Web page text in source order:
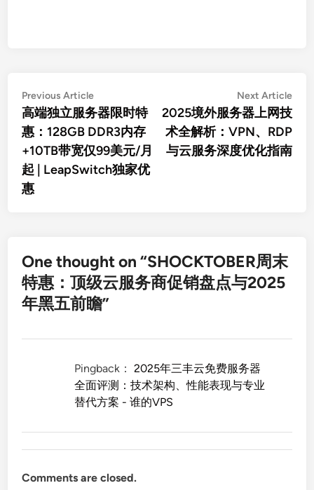
文
章
导
航
Previous ArticlePrevious
article:
高端独立服务器限时特
惠：128GB DDR3内存
+10TB带宽仅99美元/月
起 | LeapSwitch独家优
惠
Next Article
2025境外服务器上网技
术全解析：VPN、RDP
与云服务深度优化指南
One thought on “SHOCKTOBER周末
特惠：顶级云服务商促销盘点与2025
年黑五前瞻”
Pingback：2025年三丰云免费服务器
全面评测：技术架构、性能表现与专业
替代方案 - 谁的VPS
Comments are closed.